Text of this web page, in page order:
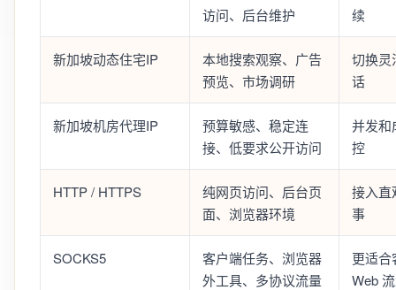
访问、后台维护
续
新加坡动态住宅IP
本地搜索观察、广告
预览、市场调研
切换灵
话
新加坡机房代理IP
预算敏感、稳定连
接、低要求公开访问
并发和
控
HTTP / HTTPS
纯网页访问、后台页
面、浏览器环境
接入直
事
SOCKS5
客户端任务、浏览器
外工具、多协议流量
更适合
Web